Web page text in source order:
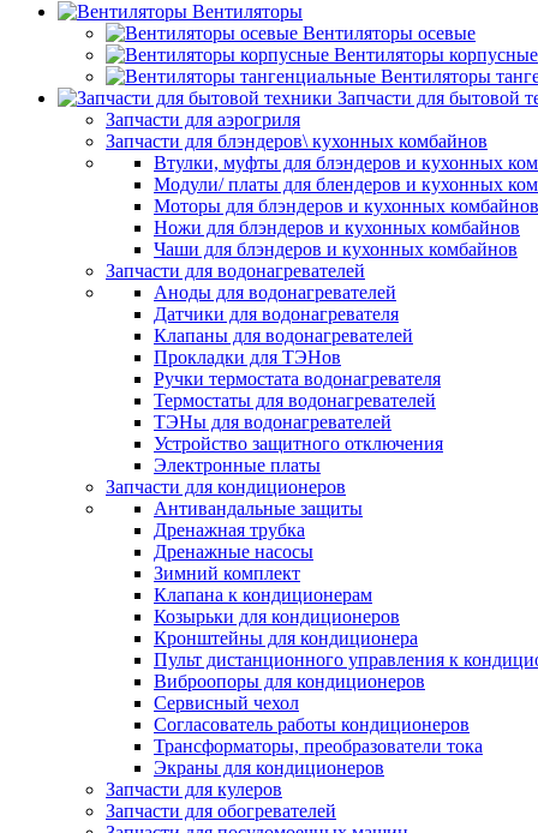
Вентиляторы
Вентиляторы осевые
Вентиляторы корпусные
Вентиляторы
Запчасти для бытовой
Запчасти для аэрогриля
Запчасти для блэндеров\ кухонных комбайнов
Втулки, муфты для блэндеров и кухонных
Модули/ платы для блендеров и кухонных
Моторы для блэндеров и кухонных комбайнов
Ножи для блэндеров и кухонных комбайнов
Чаши для блэндеров и кухонных комбайнов
Запчасти для водонагревателей
Аноды для водонагревателей
Датчики для водонагревателя
Клапаны для водонагревателей
Прокладки для ТЭНов
Ручки термостата водонагревателя
Термостаты для водонагревателей
ТЭНы для водонагревателей
Устройство защитного отключения
Электронные платы
Запчасти для кондиционеров
Антивандальные защиты
Дренажная трубка
Дренажные насосы
Зимний комплект
Клапана к кондиционерам
Козырьки для кондиционеров
Кронштейны для кондиционера
Пульт дистанционного управления к
Виброопоры для кондиционеров
Сервисный чехол
Согласователь работы кондиционеров
Трансформаторы, преобразователи тока
Экраны для кондиционеров
Запчасти для кулеров
Запчасти для обогревателей